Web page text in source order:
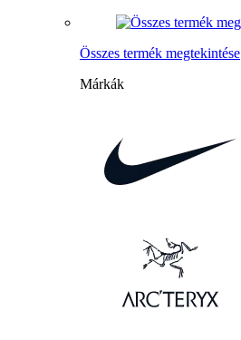
Összes termék megtekintése
Márkák